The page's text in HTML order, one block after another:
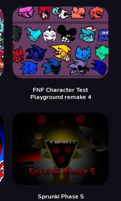
FNF Character Test
Playground remake 4
Sprunki Phase 5